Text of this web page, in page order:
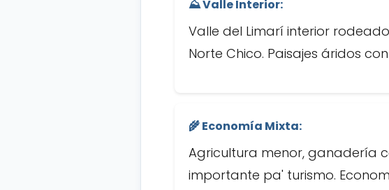
⛰️ Valle Interior:
Valle del Limarí interior
Norte Chico. Paisajes áridos
🌾 Economía Mixta:
Agricultura menor, ganadería
importante pa' turismo.